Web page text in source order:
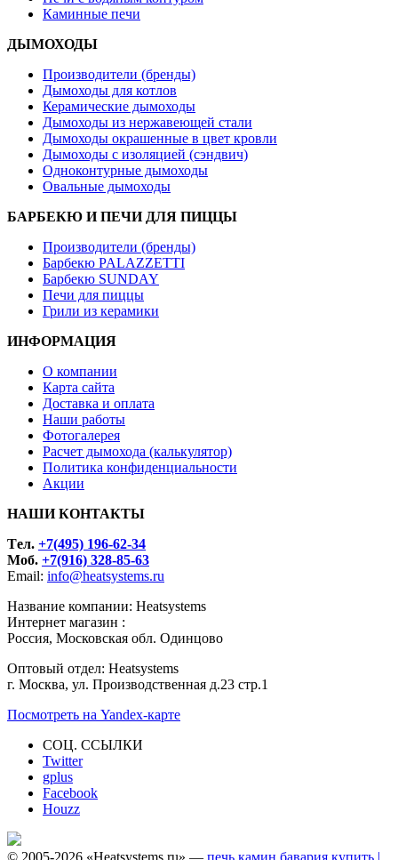
Каминные печи
ДЫМОХОДЫ
Производители (бренды)
Дымоходы для котлов
Керамические дымоходы
Дымоходы из нержавеющей стали
Дымоходы окрашенные в цвет кровли
Дымоходы с изоляцией (сэндвич)
Одноконтурные дымоходы
Овальные дымоходы
БАРБЕКЮ И ПЕЧИ ДЛЯ ПИЦЦЫ
Производители (бренды)
Барбекю PALAZZETTI
Барбекю SUNDAY
Печи для пиццы
Грили из керамики
ИНФОРМАЦИЯ
О компании
Карта сайта
Доставка и оплата
Наши работы
Фотогалерея
Расчет дымохода (калькулятор)
Политика конфиденциальности
Акции
НАШИ КОНТАКТЫ
Tел. +7(495) 196-62-34
Моб. +7(916) 328-85-63
Email: info@heatsystems.ru
Название компании: Heatsystems
Интернет магазин :
Россия, Московская обл. Одинцово
Оптовый отдел: Heatsystems
г. Москва, ул. Производственная д.23 стр.1
Посмотреть на Yandex-карте
СОЦ. ССЫЛКИ
Twitter
gplus
Facebook
Houzz
© 2005-2026 «Heatsystems.ru» — печь камин бавария купить |